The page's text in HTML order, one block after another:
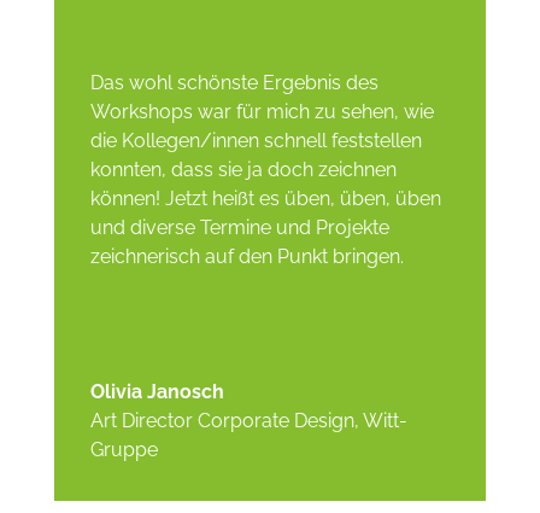
Das wohl schönste Ergebnis des
Workshops war für mich zu sehen, wie
die Kollegen/innen schnell feststellen
konnten, dass sie ja doch zeichnen
können! Jetzt heißt es üben, üben, üben
und diverse Termine und Projekte
zeichnerisch auf den Punkt bringen.
Olivia Janosch
Art Director Corporate Design, Witt-
Gruppe